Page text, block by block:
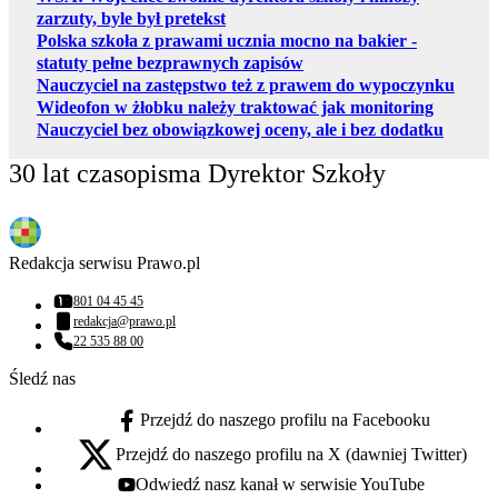
zarzuty, byle był pretekst
Polska szkoła z prawami ucznia mocno na bakier -
statuty pełne bezprawnych zapisów
Nauczyciel na zastępstwo też z prawem do wypoczynku
Wideofon w żłobku należy traktować jak monitoring
Nauczyciel bez obowiązkowej oceny, ale i bez dodatku
30 lat czasopisma Dyrektor Szkoły
Redakcja serwisu Prawo.pl
Numer telefonu:
801 04 45 45
Adres email:
redakcja@prawo.pl
Numer telefonu:
22 535 88 00
Śledź nas
facebook - otwiera się w nowej karcie
Przejdź do naszego profilu na Facebooku
x - otwiera się w nowej karcie
Przejdź do naszego profilu na X (dawniej Twitter)
youtube - otwiera się w nowej karcie
Odwiedź nasz kanał w serwisie YouTube